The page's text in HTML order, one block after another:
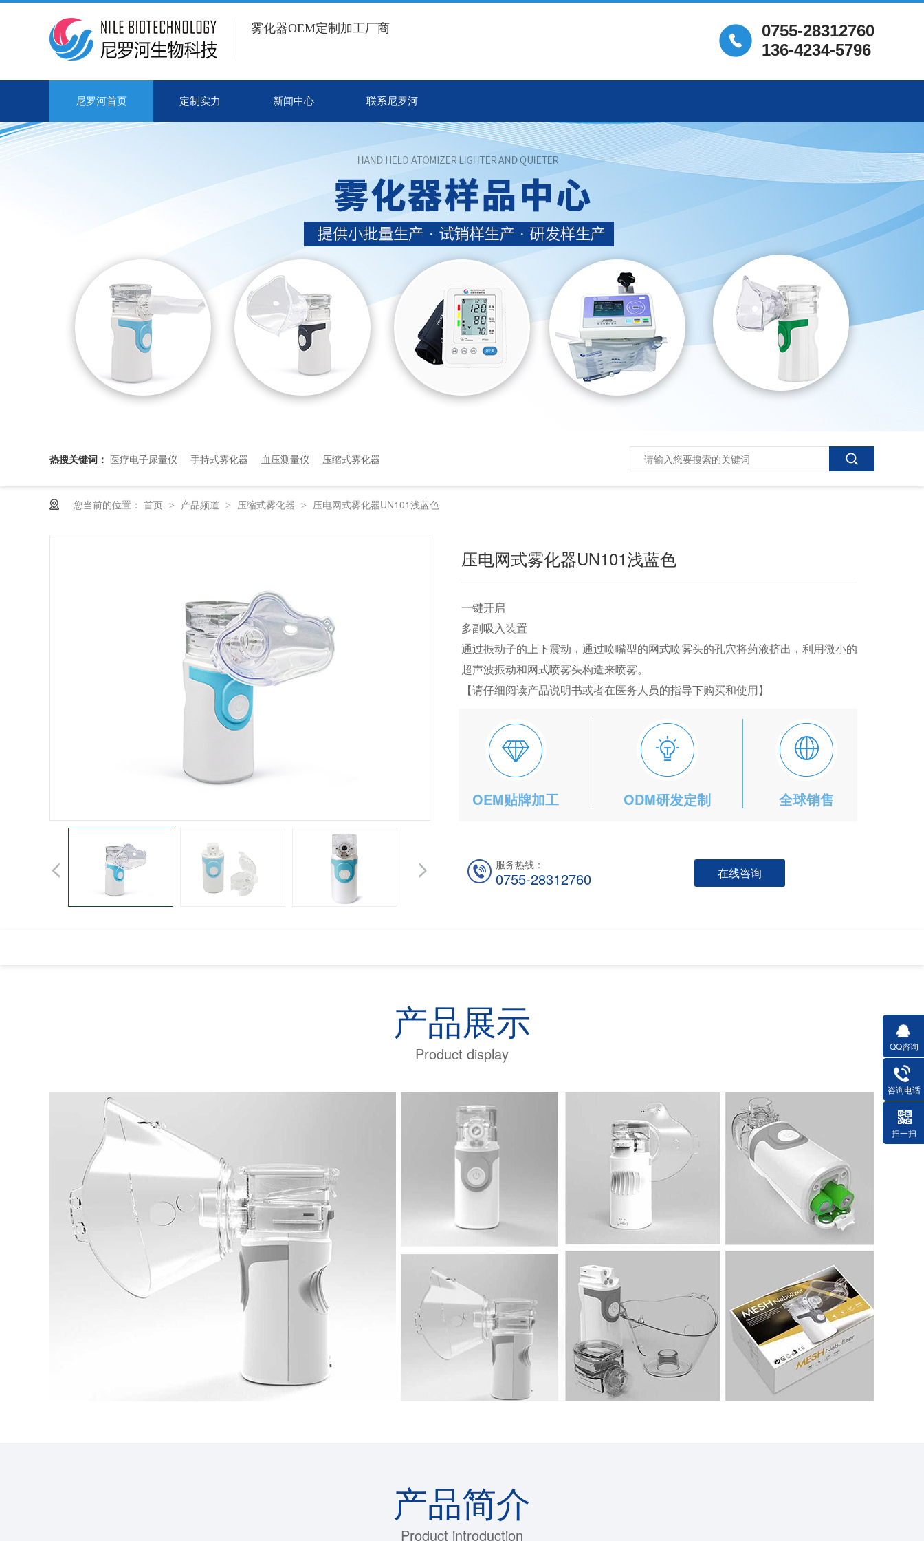
雾化器OEM定制加工厂商
0755-28312760
136-4234-5796
尼罗河首页 定制实力 新闻中心 联系尼罗河
热搜关键词： 医疗电子尿量仪 手持式雾化器 血压测量仪 压缩式雾化器
您当前的位置： 首页 > 产品频道 > 压缩式雾化器 > 压电网式雾化器UN101浅蓝色
压电网式雾化器UN101浅蓝色
一键开启
多副吸入装置
通过振动子的上下震动，通过喷嘴型的网式喷雾头的孔穴将药液挤出，利用微小的
超声波振动和网式喷雾头构造来喷雾。
【请仔细阅读产品说明书或者在医务人员的指导下购买和使用】
OEM贴牌加工 ODM研发定制 全球销售
服务热线：
0755-28312760 在线咨询
产品展示
Product display
产品简介
Product introduction
QQ咨询
咨询电话
扫一扫